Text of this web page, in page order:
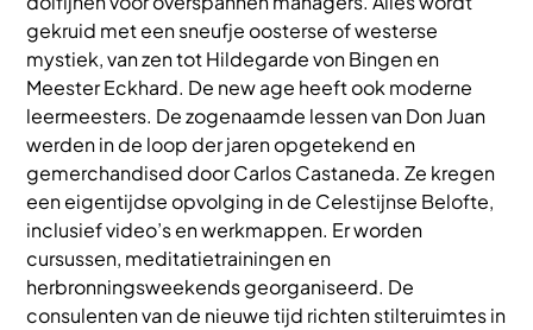
gekruid met een sneufje oosterse of westerse
mystiek, van zen tot Hildegarde von Bingen en
Meester Eckhard. De new age heeft ook moderne
leermeesters. De zogenaamde lessen van Don Juan
werden in de loop der jaren opgetekend en
gemerchandised door Carlos Castaneda. Ze kregen
een eigentijdse opvolging in de Celestijnse Belofte,
inclusief video’s en werkmappen. Er worden
cursussen, meditatietrainingen en
herbronningsweekends georganiseerd. De
consulenten van de nieuwe tijd richten stilteruimtes in